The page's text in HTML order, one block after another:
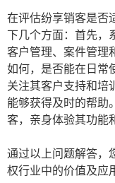
在评估纷享销客是否
下几个方面：首先，
客户管理、案件管理
如何，是否能在日常
关注其客户支持和培
能够获得及时的帮助
客，亲身体验其功能
通过以上问题解答，
权行业中的价值及应